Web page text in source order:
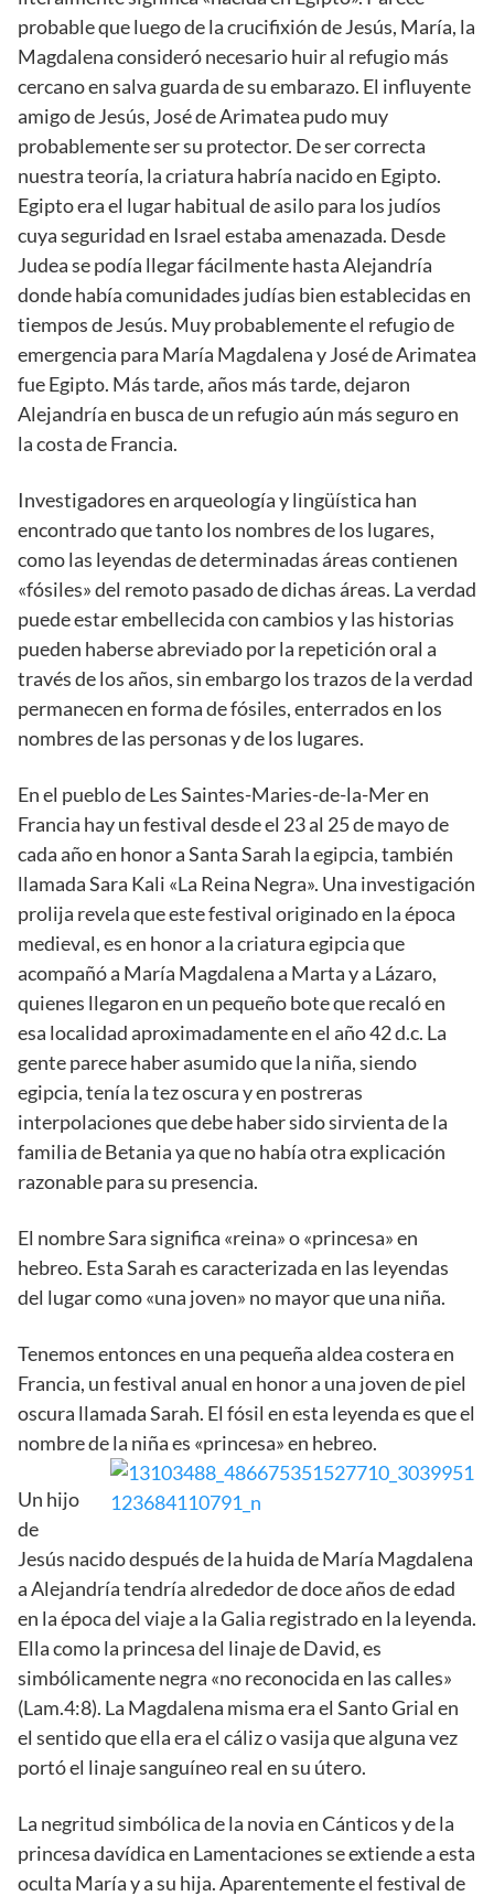
probable que luego de la crucifixión de Jesús, María, la
Magdalena consideró necesario huir al refugio más
cercano en salva guarda de su embarazo. El influyente
amigo de Jesús, José de Arimatea pudo muy
probablemente ser su protector. De ser correcta
nuestra teoría, la criatura habría nacido en Egipto.
Egipto era el lugar habitual de asilo para los judíos
cuya seguridad en Israel estaba amenazada. Desde
Judea se podía llegar fácilmente hasta Alejandría
donde había comunidades judías bien establecidas en
tiempos de Jesús. Muy probablemente el refugio de
emergencia para María Magdalena y José de Arimatea
fue Egipto. Más tarde, años más tarde, dejaron
Alejandría en busca de un refugio aún más seguro en
la costa de Francia.
Investigadores en arqueología y lingüística han
encontrado que tanto los nombres de los lugares,
como las leyendas de determinadas áreas contienen
«fósiles» del remoto pasado de dichas áreas. La verdad
puede estar embellecida con cambios y las historias
pueden haberse abreviado por la repetición oral a
través de los años, sin embargo los trazos de la verdad
permanecen en forma de fósiles, enterrados en los
nombres de las personas y de los lugares.
En el pueblo de Les Saintes-Maries-de-la-Mer en
Francia hay un festival desde el 23 al 25 de mayo de
cada año en honor a Santa Sarah la egipcia, también
llamada Sara Kali «La Reina Negra». Una investigación
prolija revela que este festival originado en la época
medieval, es en honor a la criatura egipcia que
acompañó a María Magdalena a Marta y a Lázaro,
quienes llegaron en un pequeño bote que recaló en
esa localidad aproximadamente en el año 42 d.c. La
gente parece haber asumido que la niña, siendo
egipcia, tenía la tez oscura y en postreras
interpolaciones que debe haber sido sirvienta de la
familia de Betania ya que no había otra explicación
razonable para su presencia.
El nombre Sara significa «reina» o «princesa» en
hebreo. Esta Sarah es caracterizada en las leyendas
del lugar como «una joven» no mayor que una niña.
Tenemos entonces en una pequeña aldea costera en
Francia, un festival anual en honor a una joven de piel
oscura llamada Sarah. El fósil en esta leyenda es que el
nombre de la niña es «princesa» en hebreo.
Un hijo
de
Jesús nacido después de la huida de María Magdalena
a Alejandría tendría alrededor de doce años de edad
en la época del viaje a la Galia registrado en la leyenda.
Ella como la princesa del linaje de David, es
simbólicamente negra «no reconocida en las calles»
(Lam.4:8). La Magdalena misma era el Santo Grial en
el sentido que ella era el cáliz o vasija que alguna vez
portó el linaje sanguíneo real en su útero.
La negritud simbólica de la novia en Cánticos y de la
princesa davídica en Lamentaciones se extiende a esta
oculta María y a su hija. Aparentemente el festival de